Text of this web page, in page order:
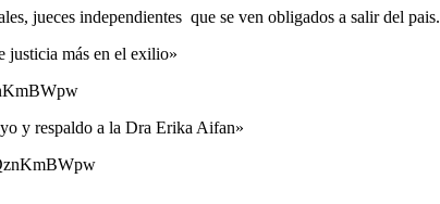
jueces independientes que se ven obligados a salir del pais.
justicia más en el exilio»
y respaldo a la Dra Erika Aifan»